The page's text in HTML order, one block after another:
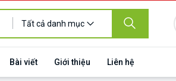
Tất cả danh mục
Bài viết Giới thiệu Liên hệ